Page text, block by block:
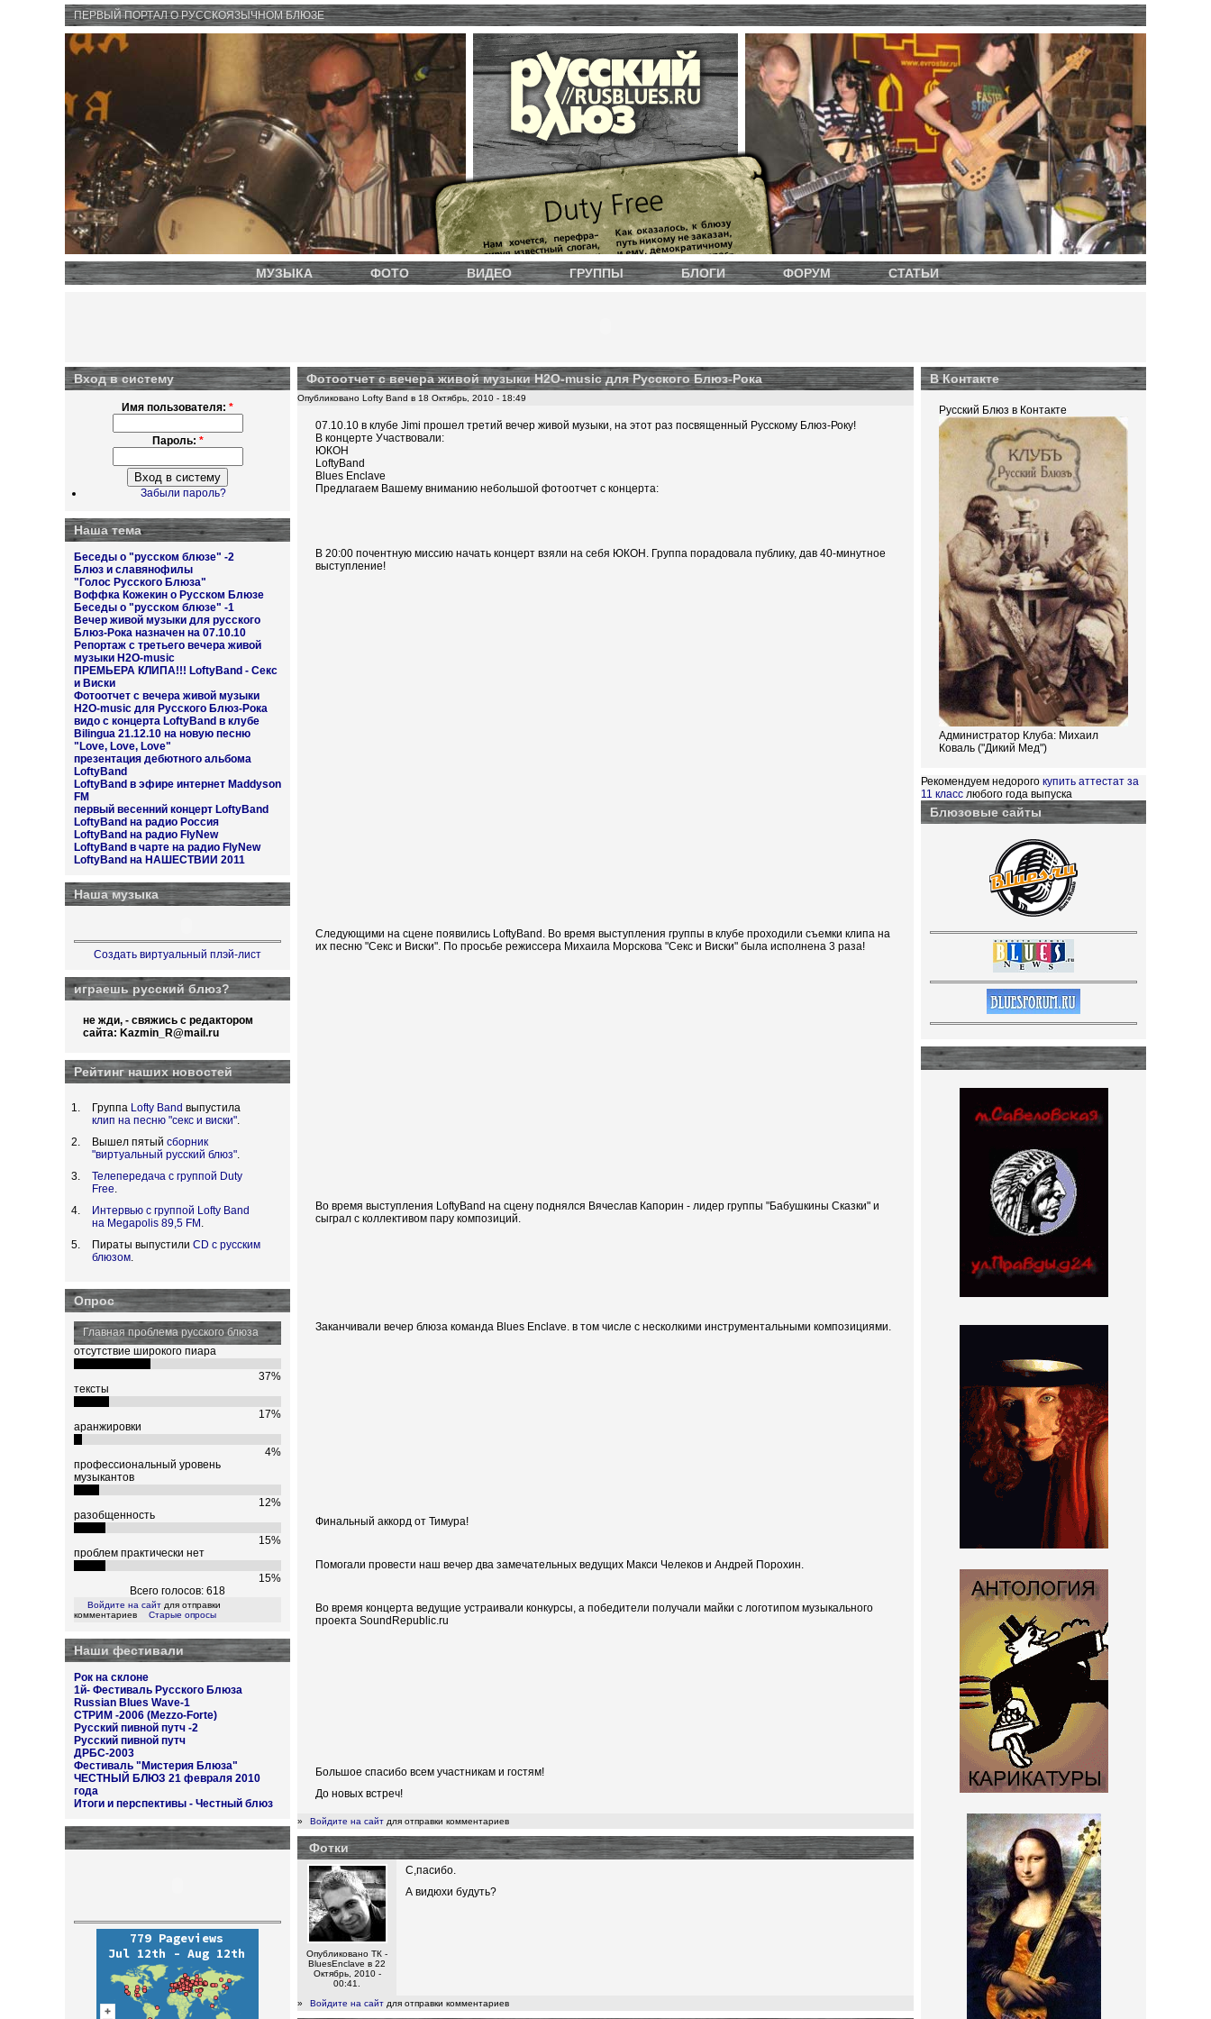
ПЕРВЫЙ ПОРТАЛ O РУССКОЯЗЫЧНОМ БЛЮЗЕ
МУЗЫКА ФОТО ВИДЕО ГРУППЫ БЛОГИ ФОРУМ СТАТЬИ
Вход в систему
Имя пользователя: *
Пароль: *
Забыли пароль?
Наша тема
Беседы о "русском блюзе" -2
Блюз и славянофилы
"Голос Русского Блюза"
Воффка Кожекин о Русском Блюзе
Беседы о "русском блюзе" -1
Вечер живой музыки для русского
Блюз-Рока назначен на 07.10.10
Репортаж с третьего вечера живой
музыки H2O-music
ПРЕМЬЕРА КЛИПА!!! LoftyBand - Секс
и Виски
Фотоотчет с вечера живой музыки
H2O-music для Русского Блюз-Рока
видо с концерта LoftyBand в клубе
Bilingua 21.12.10 на новую песню
"Love, Love, Love"
презентация дебютного альбома
LoftyBand
LoftyBand в эфире интернет Maddyson
FM
первый весенний концерт LoftyBand
LoftyBand на радио Россия
LoftyBand на радио FlyNew
LoftyBand в чарте на радио FlyNew
LoftyBand на НАШЕСТВИИ 2011
Наша музыка
Создать виртуальный плэй-лист
играешь русский блюз?
не жди, - свяжись с редактором
сайта: Kazmin_R@mail.ru
Рейтинг наших новостей
Группа Lofty Band выпустила
клип на песню "секс и виски"
Вышел пятый сборник
"виртуальный русский блюз"
Телепередача с группой Duty
Free
Интервью с группой Lofty Band
на Megapolis 89,5 FM
Пираты выпустили CD с русским
блюзом
Опрос
Главная проблема русского блюза
отсутствие широкого пиара
37%
тексты
17%
аранжировки
4%
профессиональный уровень
музыкантов
12%
разобщенность
15%
проблем практически нет
15%
Всего голосов: 618
Войдите на сайт для отправки
комментариев
Старые опросы
Наши фестивали
Рок на склоне
1й- Фестиваль Русского Блюза
Russian Blues Wave-1
СТРИМ -2006 (Mezzo-Forte)
Русский пивной путч -2
Русский пивной путч
ДРБС-2003
Фестиваль "Мистерия Блюза"
ЧЕСТНЫЙ БЛЮЗ 21 февраля 2010
года
Итоги и перспективы - Честный блюз
Фотоотчет с вечера живой музыки H2O-music для Русского Блюз-Рока
Опубликовано Lofty Band в 18 Октябрь, 2010 - 18:49
07.10.10 в клубе Jimi прошел третий вечер живой музыки, на этот раз посвященный Русскому Блюз-Року!
В концерте Участвовали:
ЮКОН
LoftyBand
Blues Enclave
Предлагаем Вашему вниманию небольшой фотоотчет с концерта:
В 20:00 почентную миссию начать концерт взяли на себя ЮКОН. Группа порадовала публику, дав 40-минутное
выступление!
Следующими на сцене появились LoftyBand. Во время выступления группы в клубе проходили съемки клипа на
их песню "Секс и Виски". По просьбе режиссера Михаила Морскова "Секс и Виски" была исполнена 3 раза!
Во время выступления LoftyBand на сцену поднялся Вячеслав Капорин - лидер группы "Бабушкины Сказки" и
сыграл с коллективом пару композиций.
Заканчивали вечер блюза команда Blues Enclave. в том числе с несколкими инструментальными композициями.
Финальный аккорд от Тимура!
Помогали провести наш вечер два замечательных ведущих Макси Челеков и Андрей Порохин.
Во время концерта ведущие устраивали конкурсы, а победители получали майки с логотипом музыкального
проекта SoundRepublic.ru
Большое спасибо всем участникам и гостям!
До новых встреч!
» Войдите на сайт для отправки комментариев
Фотки
Опубликовано ТК -
BluesEnclave в 22
Октябрь, 2010 -
00:41.
С,пасибо.
А видюхи будуть?
» Войдите на сайт для отправки комментариев
В Контакте
Русский Блюз в Контакте
Администратор Клуба: Михаил
Коваль ("Дикий Мед")
Рекомендуем недорого купить аттестат за
11 класс любого года выпуска
Блюзовые сайты